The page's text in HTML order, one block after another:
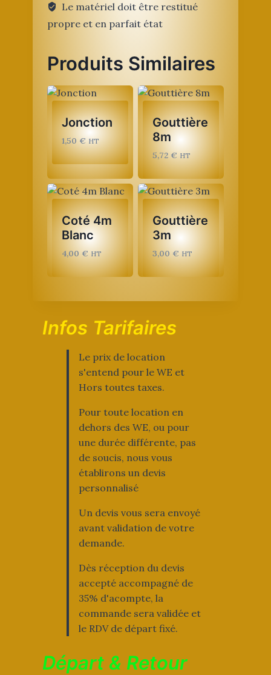
Le matériel doit être restitué
propre et en parfait état
Produits Similaires
Jonction
1,50 € HT
Gouttière
8m
5,72 € HT
Coté 4m
Blanc
4,00€ HT
Gouttière
3m
3,00€ HT
Infos Tarifaires
Le prix de location
s'entend pour le WE et
Hors toutes taxes.
Pour toute location en
dehors des WE, ou pour
une durée différente, pas
de soucis, nous vous
établirons un devis
personnalisé
Un devis vous sera envoyé
avant validation de votre
demande.
Dès réception du devis
accepté accompagné de
35% d'acompte, la
commande sera validée et
le RDV de départ fixé.
Départ & Retour